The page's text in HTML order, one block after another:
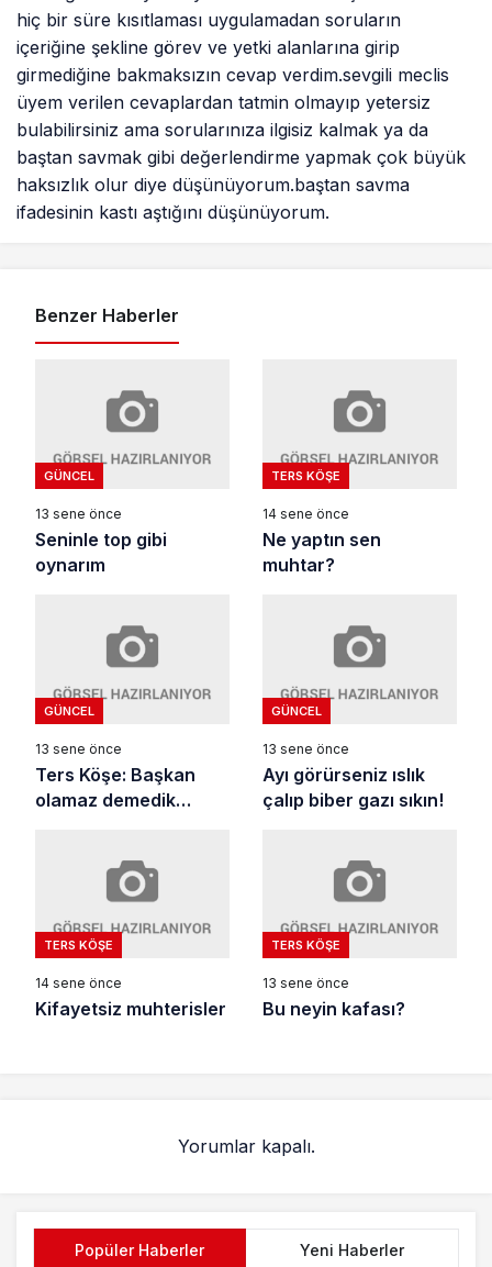
hiç bir süre kısıtlaması uygulamadan soruların
içeriğine şekline görev ve yetki alanlarına girip
girmediğine bakmaksızın cevap verdim.sevgili meclis
üyem verilen cevaplardan tatmin olmayıp yetersiz
bulabilirsiniz ama sorularınıza ilgisiz kalmak ya da
baştan savmak gibi değerlendirme yapmak çok büyük
haksızlık olur diye düşünüyorum.baştan savma
ifadesinin kastı aştığını düşünüyorum.
Benzer Haberler
GÜNCEL
13 sene önce
Seninle top gibi
oynarım
TERS KÖŞE
14 sene önce
Ne yaptın sen
muhtar?
GÜNCEL
13 sene önce
Ters Köşe: Başkan
olamaz demedik…
GÜNCEL
13 sene önce
Ayı görürseniz ıslık
çalıp biber gazı sıkın!
TERS KÖŞE
14 sene önce
Kifayetsiz muhterisler
TERS KÖŞE
13 sene önce
Bu neyin kafası?
Yorumlar kapalı.
Popüler Haberler Yeni Haberler